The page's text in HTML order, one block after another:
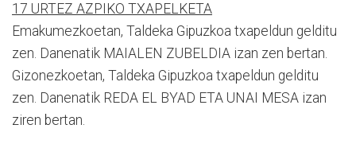
17 URTEZ AZPIKO TXAPELKETA
Emakumezkoetan, Taldeka Gipuzkoa txapeldun gelditu
zen. Danenatik MAIALEN ZUBELDIA izan zen bertan.
Gizonezkoetan, Taldeka Gipuzkoa txapeldun gelditu
zen. Danenatik REDA EL BYAD ETA UNAI MESA izan
ziren bertan.